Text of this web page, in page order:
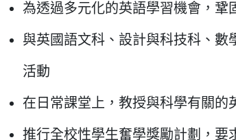
為透過多元化的英語學習機會，鞏
與英國語文科、設計與科技科、數
活動
在日常課堂上，教授與科學有關的
推行全校性學生奮學獎勵計劃，要